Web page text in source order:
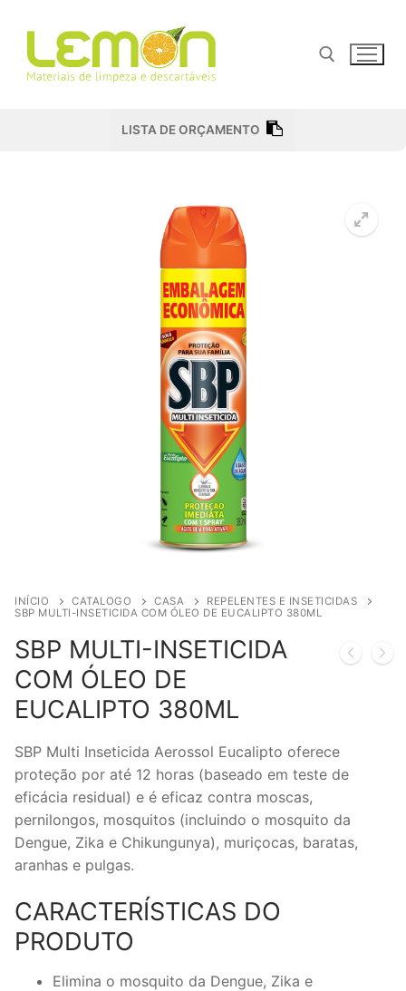
para
conteúdo
Pesquisar por:
LISTA DE ORÇAMENTO
INÍCIO CATALOGO CASA
REPELENTES E INSETICIDAS
SBP MULTI-INSETICIDA COM ÓLEO DE EUCALIPTO 380ML
SBP MULTI-INSETICIDA
COM ÓLEO DE
EUCALIPTO 380ML
SBP Multi Inseticida Aerossol Eucalipto oferece
proteção por até 12 horas (baseado em teste de
eficácia residual) e é eficaz contra moscas,
pernilongos, mosquitos (incluindo o mosquito da
Dengue, Zika e Chikungunya), muriçocas, baratas,
aranhas e pulgas.
CARACTERÍSTICAS DO
PRODUTO
Elimina o mosquito da Dengue, Zika e